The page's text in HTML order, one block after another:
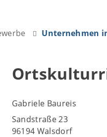
Unternehmen
Gabriele Baureis
Sandstraße 23
96194 Walsdorf